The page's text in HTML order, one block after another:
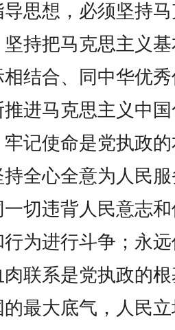
思想，必须坚持
坚持把马克思主义
结合、同中华优
进马克思主义中
记使命是党执政
全心全意为人民
切违背人民意志
为进行斗争；永
联系是党执政的
最大底气，人民